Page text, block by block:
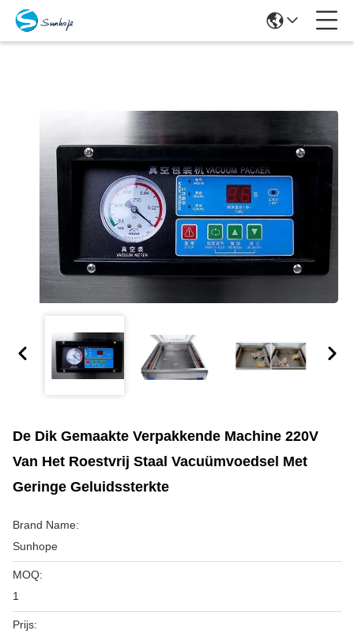
De Dik Gemaakte Verpakkende Machine 220V
Van Het Roestvrij Staal Vacuümvoedsel Met
Geringe Geluidssterkte
Brand Name:
Sunhope
MOQ:
1
Prijs: